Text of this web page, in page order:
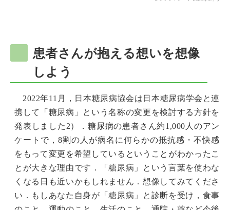
患者さんが抱える想いを想像
しよう
2022年11月，日本糖尿病協会は日本糖尿病学会と連
携して「糖尿病」という名称の変更を検討する方針を
発表しました2）．糖尿病の患者さん約1,000人のアン
ケートで，8割の人が病名に何らかの抵抗感・不快感
をもって変更を希望しているということがわかったこ
とが大きな理由です．「糖尿病」という言葉を使わな
くなる日も近いかもしれません．想像してみてくださ
い．もしあなた自身が「糖尿病」と診断を受け，食事